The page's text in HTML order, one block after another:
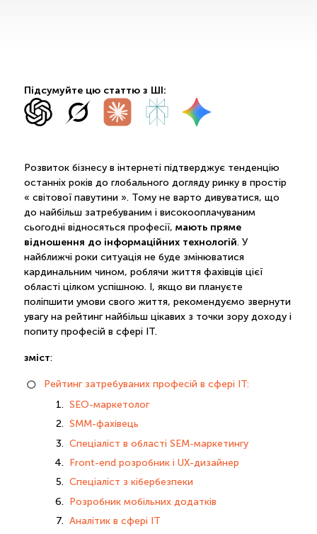
Підсумуйте цю статтю з ШІ:
Розвиток бізнесу в інтернеті підтверджує тенденцію
останніх років до глобального догляду ринку в простір
« світової павутини ». Тому не варто дивуватися, що
до найбільш затребуваним і високооплачуваним
сьогодні відносяться професії, мають пряме
відношення до інформаційних технологій. У
найближчі роки ситуація не буде змінюватися
кардинальним чином, роблячи життя фахівців цієї
області цілком успішною. І, якщо ви плануєте
поліпшити умови свого життя, рекомендуємо звернути
увагу на рейтинг найбільш цікавих з точки зору доходу і
попиту професій в сфері IT.
зміст:
Рейтинг затребуваних професій в сфері IT:
SEO-маркетолог
SMM-фахівець
Спеціаліст в області SEM-маркетингу
Front-end розробник і UX-дизайнер
Спеціаліст з кібербезпеки
Розробник мобільних додатків
Аналітик в сфері IT